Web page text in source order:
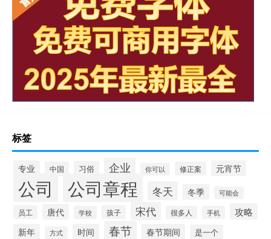
标签
专业 中国 习俗 企业 你可以 修正案 元宵节
公司 公司章程 冬天 冬季 可能会
员工 唐代 学校 孩子 宋代 很多人 手机 攻略
新年 方式 时间 春节 春节期间 是一个